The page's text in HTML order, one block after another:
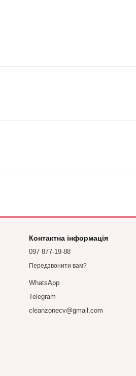
Контактна інформація
097 877-19-88
Передзвонити вам?
WhatsApp
Telegram
cleanzonecv@gmail.com